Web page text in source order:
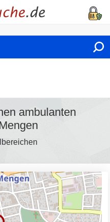
ambulanten